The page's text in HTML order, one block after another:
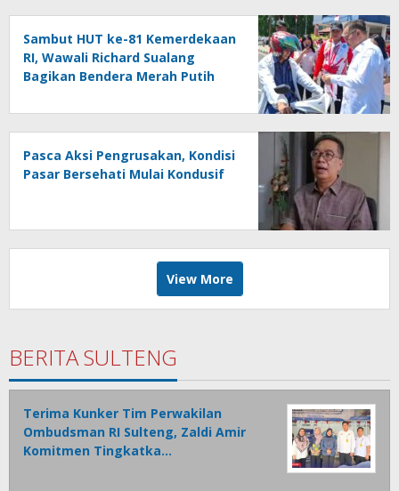
Sambut HUT ke-81 Kemerdekaan
RI, Wawali Richard Sualang
Bagikan Bendera Merah Putih
Pasca Aksi Pengrusakan, Kondisi
Pasar Bersehati Mulai Kondusif
View More
BERITA SULTENG
Terima Kunker Tim Perwakilan
Ombudsman RI Sulteng, Zaldi Amir
Komitmen Tingkatka…